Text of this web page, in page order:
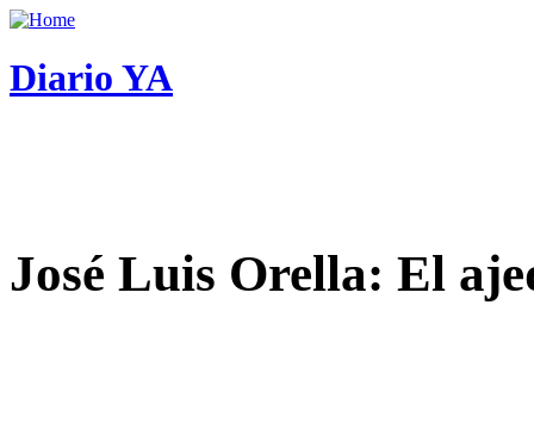
Diario YA
José Luis Orella: El